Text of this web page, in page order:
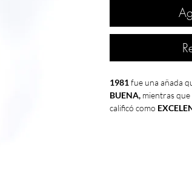
1981fue una añada
BUENA, mientras que
calificó como